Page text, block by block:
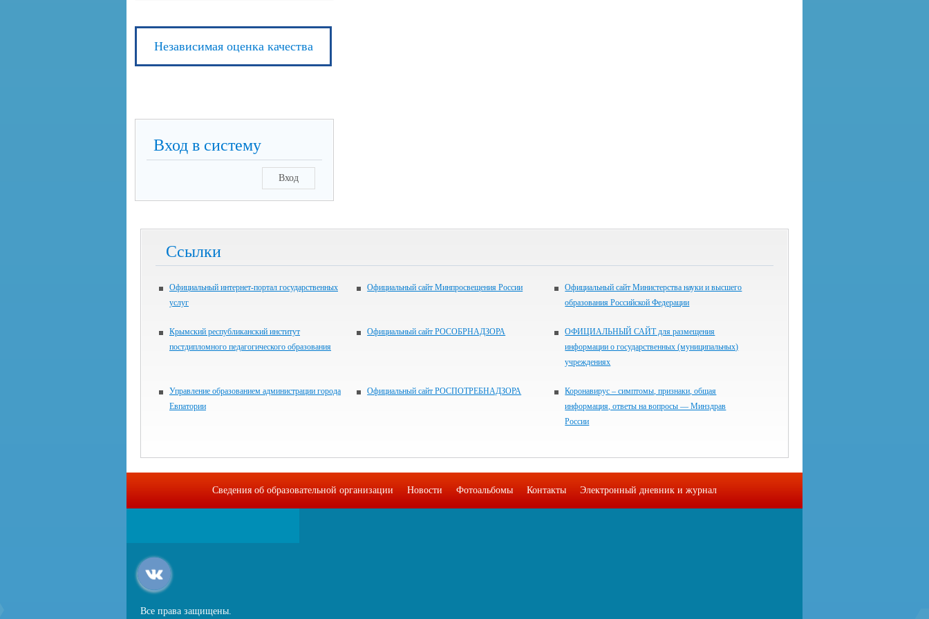
Независимая оценка качества
Вход в систему
Вход
Ссылки
Официальный интернет-портал государственных
услуг
Официальный сайт Минпросвещения России
Официальный сайт Министерства науки и высшего
образования Российской Федерации
Крымский республиканский институт
постдипломного педагогического образования
Официальный сайт РОСОБРНАДЗОРА
ОФИЦИАЛЬНЫЙ САЙТ для размещения
информации о государственных (муниципальных)
учреждениях
Управление образованием администрации города
Евпатории
Официальный сайт РОСПОТРЕБНАДЗОРА
Коронавирус – симптомы, признаки, общая
информация, ответы на вопросы — Минздрав
России
Сведения об образовательной организации Новости Фотоальбомы Контакты Электронный дневник и журнал
Все права защищены.